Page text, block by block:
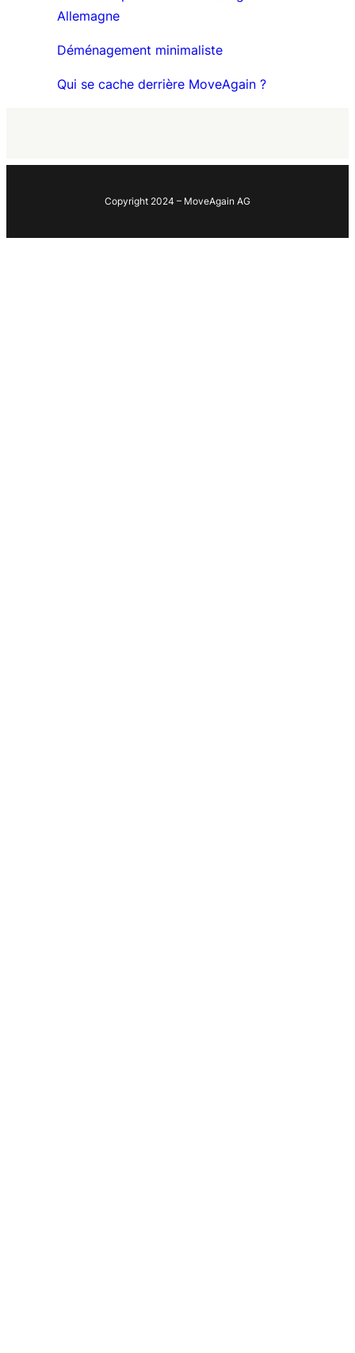
Allemagne
Déménagement minimaliste
Qui se cache derrière MoveAgain ?
Copyright 2024 – MoveAgain AG